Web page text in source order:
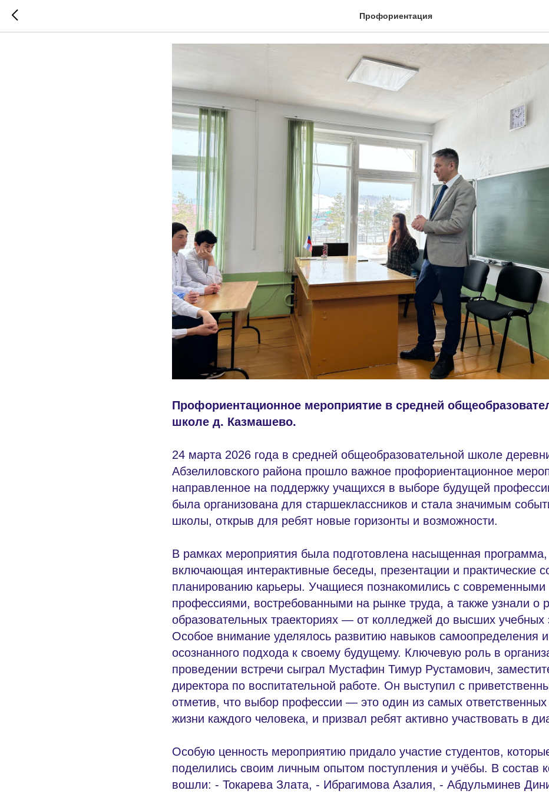
Профориентация
Профориентационное мероприятие в средней
школе д. Казмашево.
24 марта 2026 года в средней общеобразовательной школе
Абзелиловского района прошло важное профориентационное
направленное на поддержку учащихся в выборе будущей
была организована для старшеклассников и стала значимым
школы, открыв для ребят новые горизонты и возможности.
В рамках мероприятия была подготовлена насыщенная программа,
включающая интерактивные беседы, презентации и практические
планированию карьеры. Учащиеся познакомились с современными
профессиями, востребованными на рынке труда, а также узнали о
образовательных траекториях — от колледжей до высших учебных
Особое внимание уделялось развитию навыков самоопределения
осознанного подхода к своему будущему. Ключевую роль в
проведении встречи сыграл Мустафин Тимур Рустамович,
директора по воспитательной работе. Он выступил с
отметив, что выбор профессии — это один из самых
жизни каждого человека, и призвал ребят активно участвовать в
Особую ценность мероприятию придало участие студентов,
поделились своим личным опытом поступления и учёбы. В состав
вошли: - Токарева Злата, - Ибрагимова Азалия, - Абдульминев